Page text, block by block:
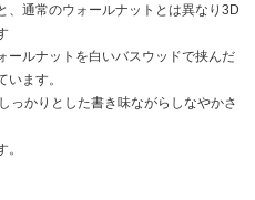
、通常のウォールナットとは異なり3D
ールナットを白いバスウッドで挟んだ
ます。
っかりとした書き味ながらしなやかさ